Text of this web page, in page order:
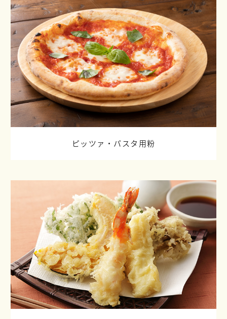
ピッツァ・パスタ用粉